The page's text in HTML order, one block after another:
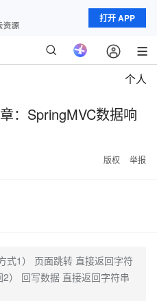
打开 APP
个人
：SpringMVC数据响
版权 举报
式1） 页面跳转 直接返回字符
） 回写数据 直接返回字符串